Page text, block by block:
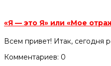
«Я — это Я» или «Мое
Всем привет! Итак, сегодня
Комментариев: 0